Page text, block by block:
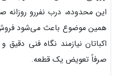
این محدوده، درب نفررو
همین موضوع باعث می‌شود
اکباتان نیازمند نگاه فنی
صرفاً تعویض یک قطعه.